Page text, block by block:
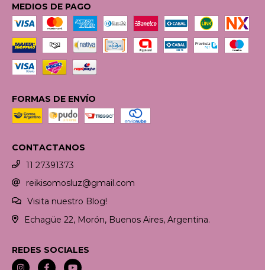
MEDIOS DE PAGO
FORMAS DE ENVÍO
CONTACTANOS
11 27391373
reikisomosluz@gmail.com
Visita nuestro Blog!
Echagüe 22, Morón, Buenos Aires, Argentina.
REDES SOCIALES